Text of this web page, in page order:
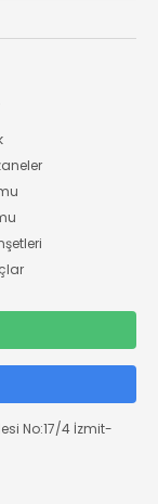
No:17/4 İzmit-